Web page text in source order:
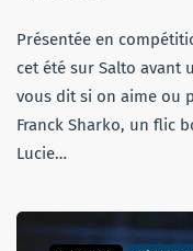
Présentée en
cet été sur Salto avant
vous dit si on aime ou
Franck Sharko, un flic
Lucie…